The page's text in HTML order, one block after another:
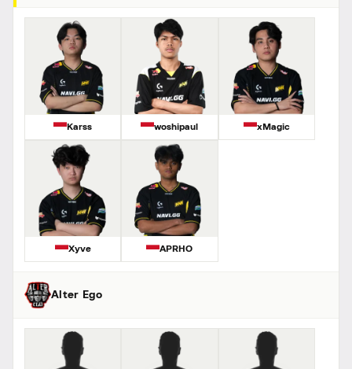
Karss woshipaul xMagic
Xyve APRHO
Alter Ego